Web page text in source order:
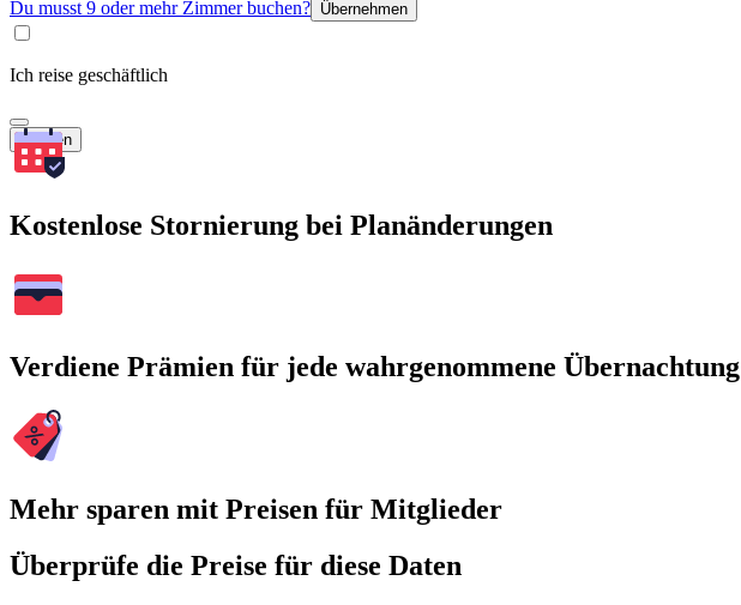
Du musst 9 oder mehr Zimmer buchen? Übernehmen
Ich reise geschäftlich
Suchen
Kostenlose Stornierung bei Planänderungen
Verdiene Prämien für jede wahrgenommene Übernachtung
Mehr sparen mit Preisen für Mitglieder
Überprüfe die Preise für diese Daten